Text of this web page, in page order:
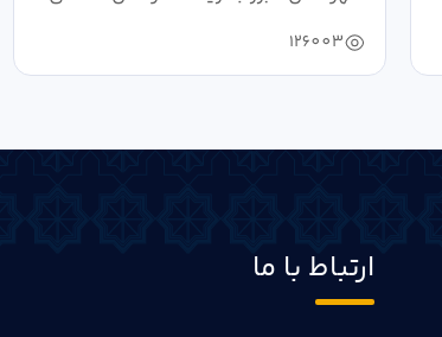
126003
ارتباط با ما